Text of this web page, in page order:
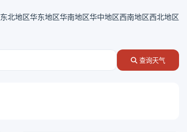
东北地区华东地区华南地区华中地区西南地区西北地区
查询天气